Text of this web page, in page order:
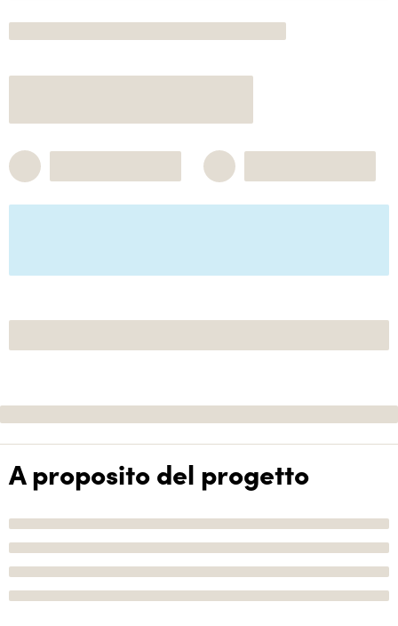
A proposito del progetto